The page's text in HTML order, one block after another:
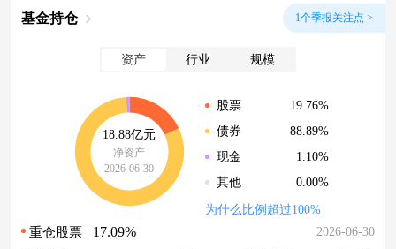
基金持仓 1个季报关注点 >
资产 行业 规模
18.88亿元
净资产
2026-06-30
股票
19.76%
债券
88.89%
现金
1.10%
其他
0.00%
为什么比例超过100%
重仓股票 17.09%
2026-06-30